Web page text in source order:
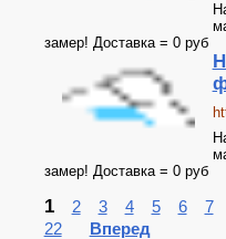
замер! Доставка = 0 руб
замер! Доставка = 0 руб
1 2 3 4 5 6 7
22
Вперед